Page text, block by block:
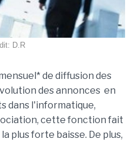
D.R
de diffusion des
des annonces en
dans l'informatique,
cette fonction fait
plus forte baisse. De plus,